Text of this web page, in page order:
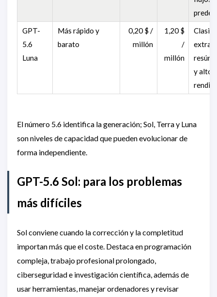
GPT-
5.6
Luna
Más rápido y
barato
0,20 $ /
millón
1,20 $
/
millón
y alto
El número 5.6 identifica la generación; Sol, Terra y Luna
son niveles de capacidad que pueden evolucionar de
forma independiente.
GPT-5.6 Sol: para los problemas
más difíciles
Sol conviene cuando la corrección y la completitud
importan más que el coste. Destaca en programación
compleja, trabajo profesional prolongado,
ciberseguridad e investigación científica, además de
usar herramientas, manejar ordenadores y revisar